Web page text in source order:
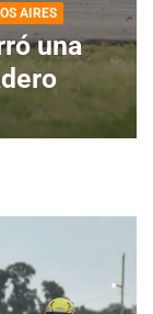
AIRES
una